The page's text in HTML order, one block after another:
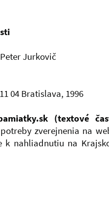
Jurkovič
04 Bratislava, 1996
(textové
zverejnenia na
nahliadnutiu na